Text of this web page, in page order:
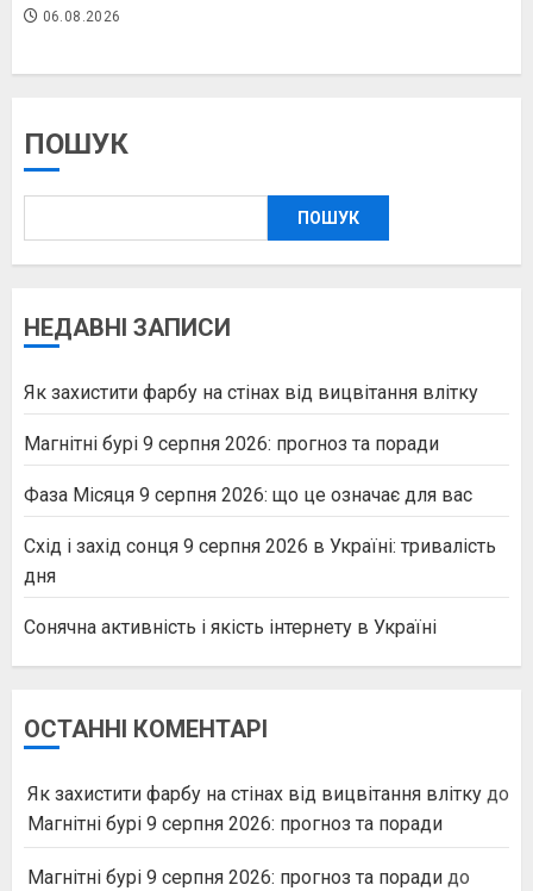
06.08.2026
ПОШУК
ПОШУК
НЕДАВНІ ЗАПИСИ
Як захистити фарбу на стінах від вицвітання влітку
Магнітні бурі 9 серпня 2026: прогноз та поради
Фаза Місяця 9 серпня 2026: що це означає для вас
Схід і захід сонця 9 серпня 2026 в Україні: тривалість
дня
Сонячна активність і якість інтернету в Україні
ОСТАННІ КОМЕНТАРІ
Як захистити фарбу на стінах від вицвітання влітку до
Магнітні бурі 9 серпня 2026: прогноз та поради
Магнітні бурі 9 серпня 2026: прогноз та поради до